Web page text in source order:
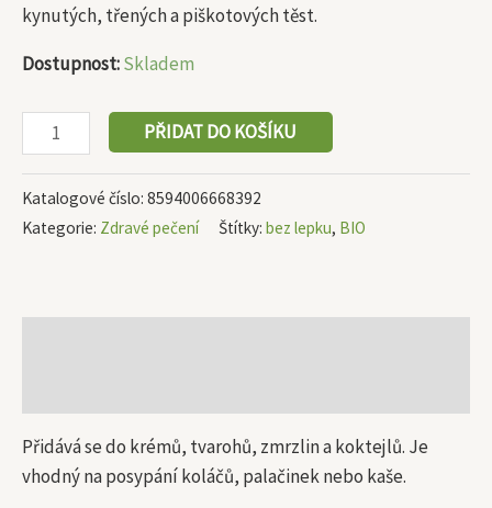
kynutých, třených a piškotových těst.
Dostupnost:Skladem
PŘIDAT DO KOŠÍKU
Katalogové číslo: 8594006668392
Kategorie: Zdravé pečení Štítky: bez lepku, BIO
Přidává se do krémů, tvarohů, zmrzlin a koktejlů. Je
vhodný na posypání koláčů, palačinek nebo kaše.